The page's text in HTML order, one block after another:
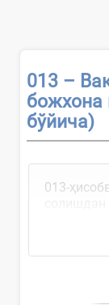
013 –
божхона
бўйича)
013-